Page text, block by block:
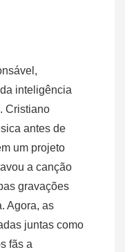
inteligência
Cristiano
antes de
um projeto
a canção
gravações
Agora, as
juntas como
fãs a